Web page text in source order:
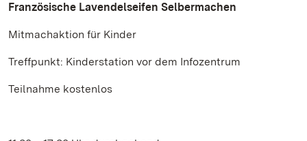
Französische Lavendelseifen Selbermachen
Mitmachaktion für Kinder
Treffpunkt: Kinderstation vor dem Infozentrum
Teilnahme kostenlos